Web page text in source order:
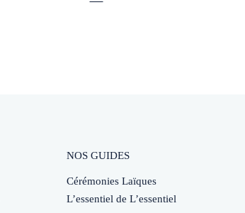
NOS GUIDES
Cérémonies Laïques
L’essentiel de L’essentiel